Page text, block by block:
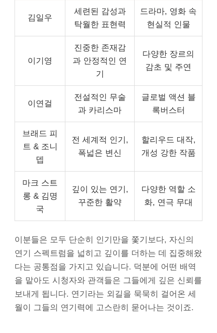
김일우
세련된 감성과
탁월한 표현력
드라마, 영화 속
현실적 인물
이기영
진중한 존재감
과 안정적인 연
기
다양한 장르의
감초 및 주연
이연걸
전설적인 무술
과 카리스마
글로벌 액션 블
록버스터
브래드 피
트 & 조니
뎁
전 세계적 인기,
폭넓은 변신
할리우드 대작,
개성 강한 작품
마크 스트
롱 & 김명
국
깊이 있는 연기,
꾸준한 활약
다양한 역할 소
화, 연극 무대
이분들은 모두 단순히 인기만을 쫓기보다, 자신의
연기 스펙트럼을 넓히고 깊이를 더하는 데 집중해왔
다는 공통점을 가지고 있습니다. 덕분에 어떤 배역
을 맡아도 시청자와 관객들은 그들에게 깊은 신뢰를
보내게 됩니다. 연기라는 외길을 묵묵히 걸어온 세
월이 그들의 연기력에 고스란히 묻어나는 것이죠.